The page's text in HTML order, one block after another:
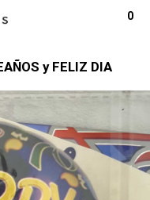
0
y FELIZ DIA